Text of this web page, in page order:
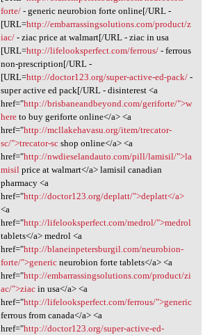
forte/- generic neurobion forte online[/URL -
[URL=http://embarrassingsolutions.com/product/z
iac/- ziac price at walmart[/URL - ziac in usa
[URL=http://lifelooksperfect.com/ferrous/- ferrous
non-prescription[/URL -
[URL=http://doctor123.org/super-active-ed-pack/-
super active ed pack[/URL - disinterest <a
href="http://brisbaneandbeyond.com/geriforte/">w
hereto buy geriforte online</a> <a
href="http://mcllakehavasu.org/item/trecator-
sc/">trecator-scshop online</a> <a
href="http://nwdieselandauto.com/pill/lamisil/">la
misil price at walmart</a> lamisil canadian
pharmacy <a
href="http://doctor123.org/deplatt/">deplatt</a>
<a
href="http://lifelooksperfect.com/medrol/">medrol
tablets</a> medrol <a
href="http://blaneinpetersburgil.com/neurobion-
forte/">genericneurobion forte tablets</a> <a
href="http://embarrassingsolutions.com/product/zi
ac/">ziacin usa</a> <a
href="http://lifelooksperfect.com/ferrous/">generic
ferrous from canada</a> <a
href="http://doctor123.org/super-active-ed-